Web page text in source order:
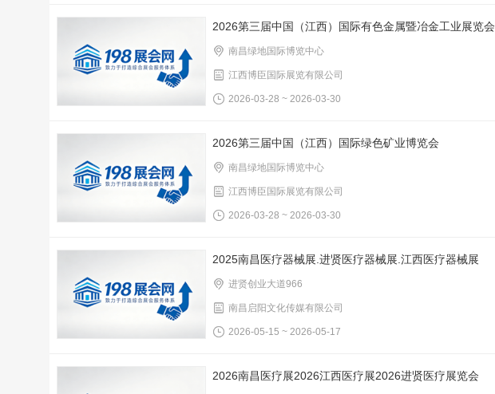
2026第三届中国（江西）国际有色金属暨冶金工业展览会
南昌绿地国际博览中心
江西博臣国际展览有限公司
2026-03-28 ~ 2026-03-30
2026第三届中国（江西）国际绿色矿业博览会
南昌绿地国际博览中心
江西博臣国际展览有限公司
2026-03-28 ~ 2026-03-30
2025南昌医疗器械展.进贤医疗器械展.江西医疗器械展
进贤创业大道966
南昌启阳文化传媒有限公司
2026-05-15 ~ 2026-05-17
2026南昌医疗展2026江西医疗展2026进贤医疗展览会